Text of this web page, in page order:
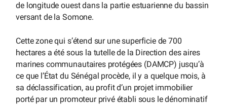
de longitude ouest dans la partie estuarienne du bassin
versant de la Somone.
Cette zone qui s’étend sur une superficie de 700
hectares a été sous la tutelle de la Direction des aires
marines communautaires protégées (DAMCP) jusqu’à
ce que l’État du Sénégal procède, il y a quelque mois, à
sa déclassification, au profit d’un projet immobilier
porté par un promoteur privé établi sous le dénominatif